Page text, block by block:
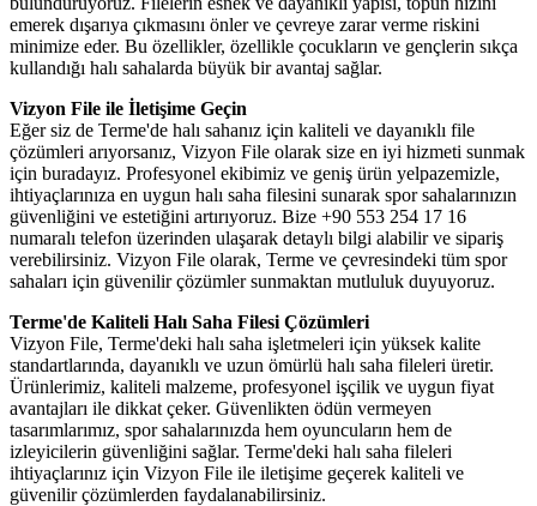
emerek dışarıya çıkmasını önler ve çevreye zarar verme riskini
minimize eder. Bu özellikler, özellikle çocukların ve gençlerin sıkça
kullandığı halı sahalarda büyük bir avantaj sağlar.
Vizyon File ile İletişime Geçin
Eğer siz de Terme'de halı sahanız için kaliteli ve dayanıklı file
çözümleri arıyorsanız, Vizyon File olarak size en iyi hizmeti sunmak
için buradayız. Profesyonel ekibimiz ve geniş ürün yelpazemizle,
ihtiyaçlarınıza en uygun halı saha filesini sunarak spor sahalarınızın
güvenliğini ve estetiğini artırıyoruz. Bize +90 553 254 17 16
numaralı telefon üzerinden ulaşarak detaylı bilgi alabilir ve sipariş
verebilirsiniz. Vizyon File olarak, Terme ve çevresindeki tüm spor
sahaları için güvenilir çözümler sunmaktan mutluluk duyuyoruz.
Terme'de Kaliteli Halı Saha Filesi Çözümleri
Vizyon File, Terme'deki halı saha işletmeleri için yüksek kalite
standartlarında, dayanıklı ve uzun ömürlü halı saha fileleri üretir.
Ürünlerimiz, kaliteli malzeme, profesyonel işçilik ve uygun fiyat
avantajları ile dikkat çeker. Güvenlikten ödün vermeyen
tasarımlarımız, spor sahalarınızda hem oyuncuların hem de
izleyicilerin güvenliğini sağlar. Terme'deki halı saha fileleri
ihtiyaçlarınız için Vizyon File ile iletişime geçerek kaliteli ve
güvenilir çözümlerden faydalanabilirsiniz.